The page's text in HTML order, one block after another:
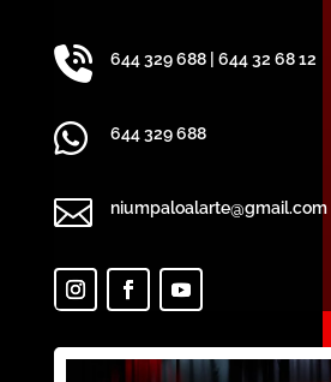
 644 329 688| 644 32 68 12
 644 329 688
 niumpaloalarte@gmail.com